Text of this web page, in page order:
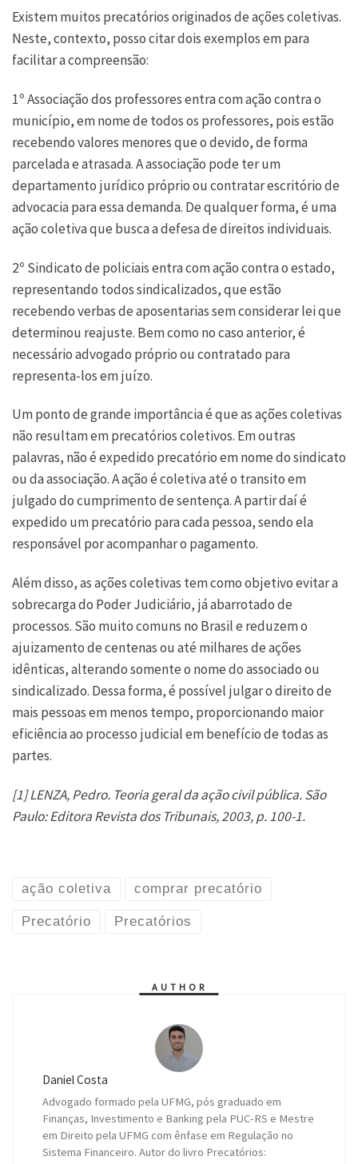
Existem muitos precatórios originados de ações coletivas.
Neste, contexto, posso citar dois exemplos em para
facilitar a compreensão:
1º Associação dos professores entra com ação contra o
município, em nome de todos os professores, pois estão
recebendo valores menores que o devido, de forma
parcelada e atrasada. A associação pode ter um
departamento jurídico próprio ou contratar escritório de
advocacia para essa demanda. De qualquer forma, é uma
ação coletiva que busca a defesa de direitos individuais.
2º Sindicato de policiais entra com ação contra o estado,
representando todos sindicalizados, que estão
recebendo verbas de aposentarias sem considerar lei que
determinou reajuste. Bem como no caso anterior, é
necessário advogado próprio ou contratado para
representa-los em juízo.
Um ponto de grande importância é que as ações coletivas
não resultam em precatórios coletivos. Em outras
palavras, não é expedido precatório em nome do sindicato
ou da associação. A ação é coletiva até o transito em
julgado do cumprimento de sentença. A partir daí é
expedido um precatório para cada pessoa, sendo ela
responsável por acompanhar o pagamento.
Além disso, as ações coletivas tem como objetivo evitar a
sobrecarga do Poder Judiciário, já abarrotado de
processos. São muito comuns no Brasil e reduzem o
ajuizamento de centenas ou até milhares de ações
idênticas, alterando somente o nome do associado ou
sindicalizado. Dessa forma, é possível julgar o direito de
mais pessoas em menos tempo, proporcionando maior
eficiência ao processo judicial em benefício de todas as
partes.
[1] LENZA, Pedro. Teoria geral da ação civil pública. São
Paulo: Editora Revista dos Tribunais, 2003, p. 100-1.
ação coletiva comprar precatório
Precatório Precatórios
AUTHOR
Daniel Costa
Advogado formado pela UFMG, pós graduado em
Finanças, Investimento e Banking pela PUC-RS e Mestre
em Direito pela UFMG com ênfase em Regulação no
Sistema Financeiro. Autor do livro Precatórios: